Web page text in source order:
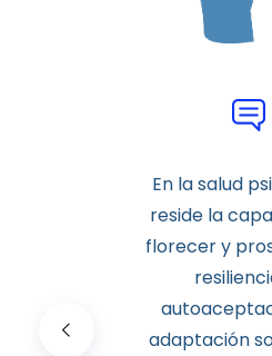
En la salud
reside la
florecer y
adaptación